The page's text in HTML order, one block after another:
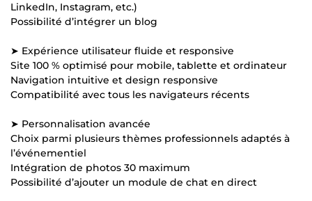
LinkedIn, Instagram, etc.)
Possibilité d’intégrer un blog
➤ Expérience utilisateur fluide et responsive
Site 100 % optimisé pour mobile, tablette et ordinateur
Navigation intuitive et design responsive
Compatibilité avec tous les navigateurs récents
➤ Personnalisation avancée
Choix parmi plusieurs thèmes professionnels adaptés à
l’événementiel
Intégration de photos 30 maximum
Possibilité d’ajouter un module de chat en direct